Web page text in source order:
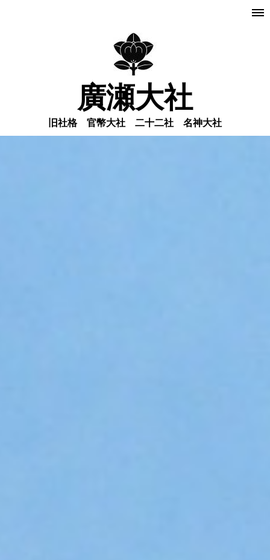
廣瀬大社
旧社格 官幣大社 二十二社 名神大社